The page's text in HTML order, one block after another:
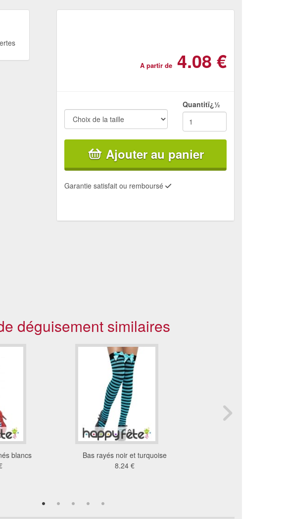
A partir de 4.08 €
Quantitï¿½
Ajouter au panier
Garantie satisfait ou remboursé
déguisement similaires
blancs
Bas rayés noir et turquoise
8.24 €